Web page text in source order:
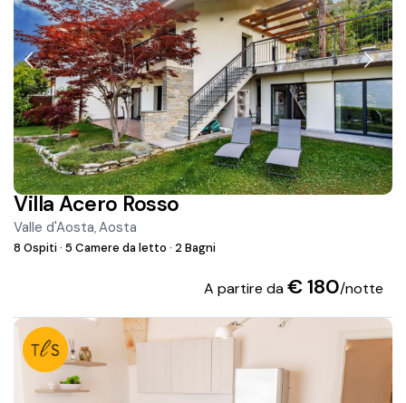
Villa Acero Rosso
Valle d'Aosta,Aosta
8 Ospiti· 5 Camere da letto· 2 Bagni
A partire da€ 180/notte